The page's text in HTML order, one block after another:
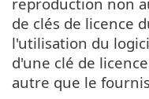
de clés de licence
l'utilisation du
d'une clé de
autre que le